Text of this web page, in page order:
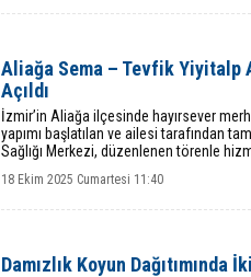
Aliağa Sema – Tevfik Yiyitalp
Açıldı
İzmir’in Aliağa ilçesinde hayırsever
yapımı başlatılan ve ailesi tarafından
Sağlığı Merkezi, düzenlenen törenle
18 Ekim 2025 Cumartesi 11:40
Damızlık Koyun Dağıtımında